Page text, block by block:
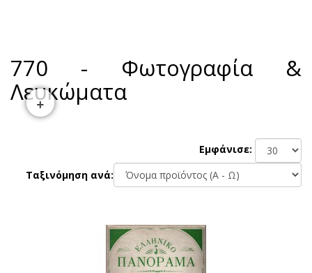
770 - Φωτογραφία &
Λευκώματα
Εμφάνισε:
Ταξινόμηση ανά:
+